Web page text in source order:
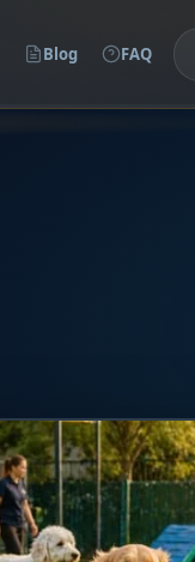
Blog FAQ